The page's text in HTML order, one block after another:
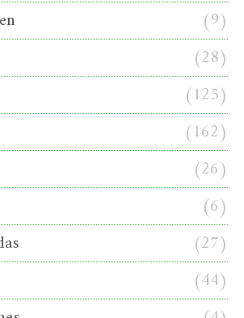
(9)
(28)
(125)
(162)
(26)
(6)
(27)
(44)